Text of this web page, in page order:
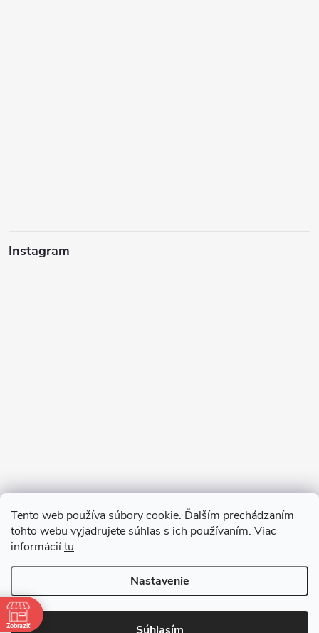
Tento web používa súbory cookie. Ďalším prechádzaním
tohto webu vyjadrujete súhlas s ich používaním. Viac
informáciítu.
Nastavenie
Instagram
Sledovať na Instagrame
Copyright 2026remab.sk. Všetky práva vyhradené.
Zobraziť